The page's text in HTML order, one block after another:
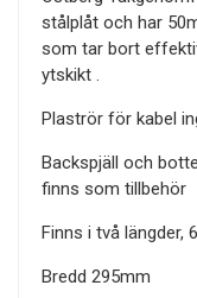
stålplåt och har
som tar bort
ytskikt .
Plaströr för kabel
Backspjäll och
finns som tillbehör
Finns i två längder,
Bredd 295mm